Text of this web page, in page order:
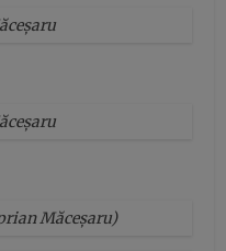
Măceșaru)